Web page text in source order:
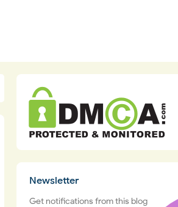
Newsletter
Get notifications from this blog